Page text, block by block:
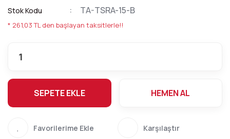
Stok Kodu TA-TSRA-15-B
* 261,03 TL den başlayan taksitlerle!!
SEPETE EKLE HEMEN AL
Karşılaştır